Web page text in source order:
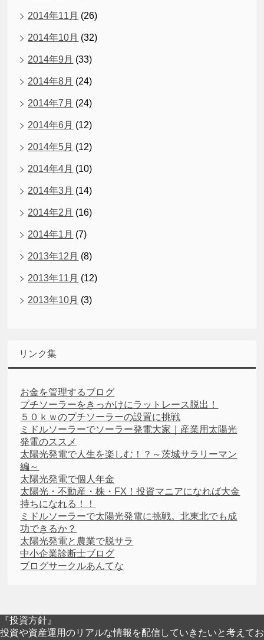
2014年11月 (26)
2014年10月 (32)
2014年9月 (33)
2014年8月 (24)
2014年7月 (24)
2014年6月 (12)
2014年5月 (12)
2014年4月 (10)
2014年3月 (14)
2014年2月 (16)
2014年1月 (7)
2013年12月 (8)
2013年11月 (12)
2013年10月 (3)
リンク集
お金を管理するブログ
プチソーラーをきっかけにラットレース脱出！
５０ｋｗのプチソーラーの設置に挑戦
ミドルソーラーでソーラー発電大家｜産業用太陽光
発電のススメ
太陽光発電で人生を楽しむ！？～茨城サラリーマン
編～
太陽光発電で個人年金
太陽光・不動産・株・FX！投資マニアになれば大金
持ちになれる！！
ミドルソーラーで太陽光発電に挑戦。北東北でも成
功できるか？
太陽光発電と農業で脱サラ
中小企業診断士ブログ
ブログサークルあんてな
『投資方針』
投資や資産運用のリアルな情報を配信していきたいと考えてお